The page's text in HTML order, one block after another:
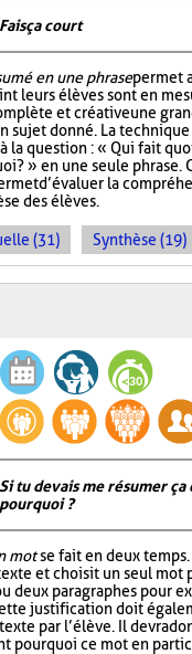
Fais ça court
en une phrasepermet
leurs élèves sont en
et créative une
sujet donné. La
la question : « Qui fait
» en une seule phrase.
d’évaluer la
des élèves.
(31) Synthèse (19)
Si tu devais me résumer ça
pourquoi ?
motse fait en deux
et choisit un seul mot
deux paragraphes pour
justification doit
par l’élève. Il devra
pourquoi ce mot en